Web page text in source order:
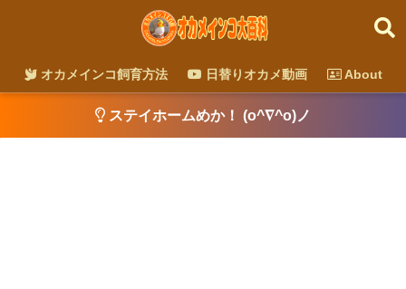
オカメインコ飼育方法 日替りオカメ動画 About
ステイホームめか！ (o^∇^o)ノ